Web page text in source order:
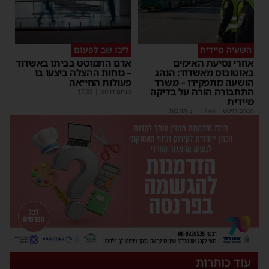
השעיה מיידית
אחרי נסיעת האימים
באוטובוס מאשדוד: הנהג
הושעה מתפקידו – משרד
התחבורה הורה על בדיקה
מיידית
מנחם דויטש 17:44
ליבו שב לפעום
אדם התמוטט בביתו באשדוד
– כוחות ההצלה ביצעו בו
פעולות החייאה
מנחם דויטש 17:35
עוד כותרות